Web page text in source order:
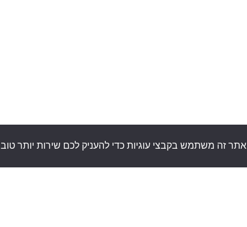
אתר זה משתמש בקבצי עוגיות כדי להעניק לכם שירות יותר טוב